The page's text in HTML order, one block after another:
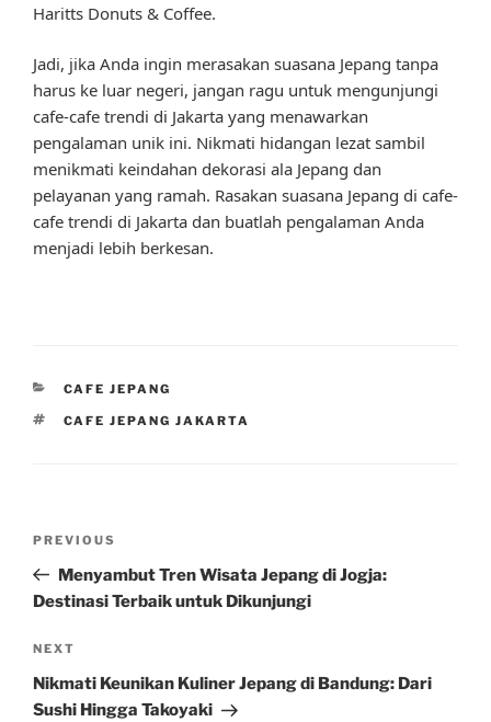
Haritts Donuts & Coffee.
Jadi, jika Anda ingin merasakan suasana Jepang tanpa
harus ke luar negeri, jangan ragu untuk mengunjungi
cafe-cafe trendi di Jakarta yang menawarkan
pengalaman unik ini. Nikmati hidangan lezat sambil
menikmati keindahan dekorasi ala Jepang dan
pelayanan yang ramah. Rasakan suasana Jepang di cafe-
cafe trendi di Jakarta dan buatlah pengalaman Anda
menjadi lebih berkesan.
CATEGORIES
CAFE JEPANG
TAGS
CAFE JEPANG JAKARTA
Previous
Post
PREVIOUS
Menyambut Tren Wisata Jepang di Jogja:
Destinasi Terbaik untuk Dikunjungi
Next
Post
NEXT
Nikmati Keunikan Kuliner Jepang di Bandung: Dari
Sushi Hingga Takoyaki